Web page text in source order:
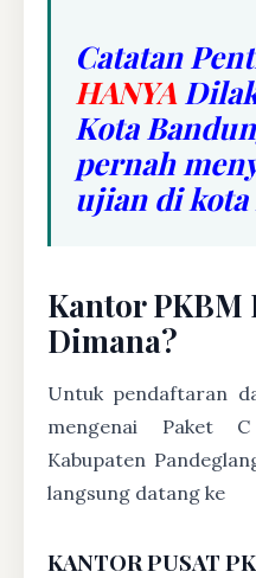
Catatan
HANYA
Kota
pernah
ujian di
Kantor PKBM
Dimana?
Untuk pendaftaran
mengenai Paket
Kabupaten
langsung datang ke
KANTOR PUSAT